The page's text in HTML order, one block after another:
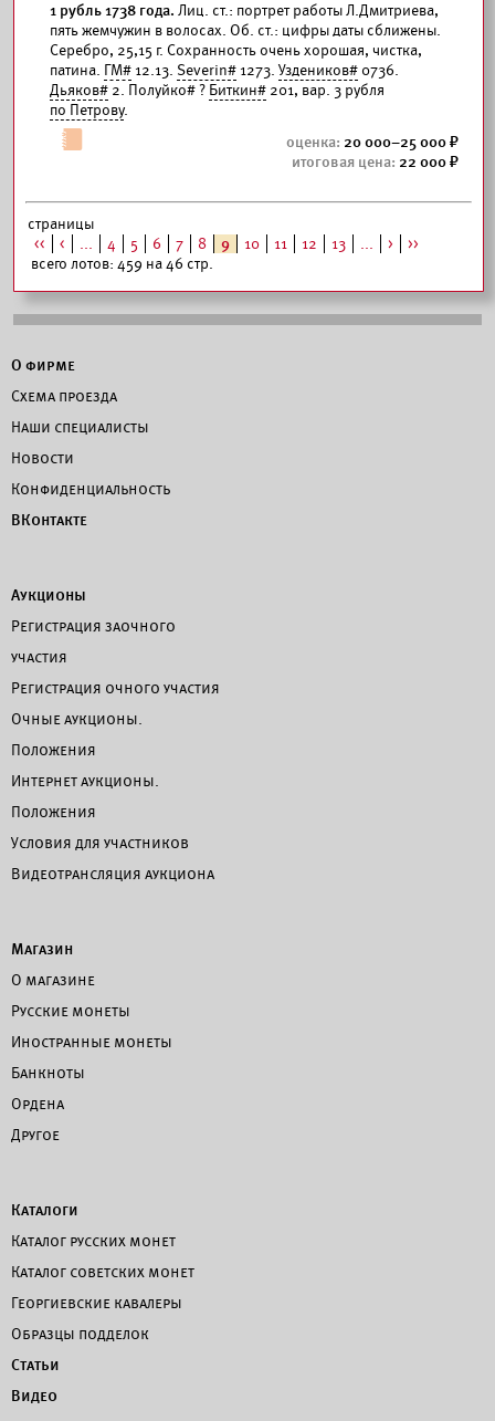
1 рубль 1738 года. Лиц. ст.: портрет работы Л.Дмитриева,
пять жемчужин в волосах. Об. ст.: цифры даты сближены.
Серебро, 25,15 г. Сохранность очень хорошая, чистка,
патина. ГМ# 12.13. Severin# 1273. Уздеников# 0736.
Дьяков# 2. Полуйко# ? Биткин# 201, вар. 3 рубля
по Петрову.
20 000–25 000
22 000
страницы
<<
< ... 4 5 6 7 8 9 10 11 12 13 ... >
>>
всего лотов: 459 на 46 стр.
О фирме
Схема проезда
Наши специалисты
Новости
Конфиденциальность
ВКонтакте
Аукционы
Регистрация заочного
участия
Регистрация очного участия
Очные аукционы.
Положения
Интернет аукционы.
Положения
Условия для участников
Видеотрансляция аукциона
Магазин
О магазине
Русские монеты
Иностранные монеты
Банкноты
Ордена
Другое
Каталоги
Каталог русских монет
Каталог советских монет
Георгиевские кавалеры
Образцы подделок
Статьи
Видео